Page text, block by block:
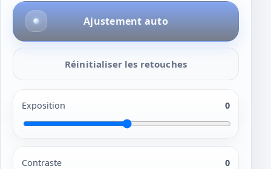
Ajustement auto
Réinitialiser les retouches
Exposition 0
Contraste 0